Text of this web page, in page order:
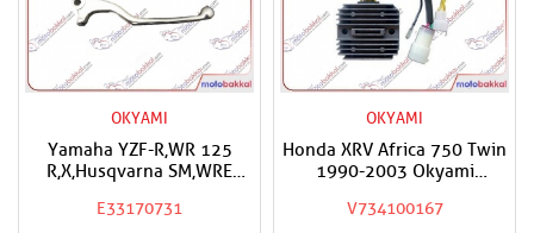
OKYAMI
Yamaha YZF-R,WR 125
R,X,Husqvarna SM,WRE
Maneti Kolu
E33170731
OKYAMI
Honda XRV Africa 750 Twin
1990-2003 Okyami
V734100167